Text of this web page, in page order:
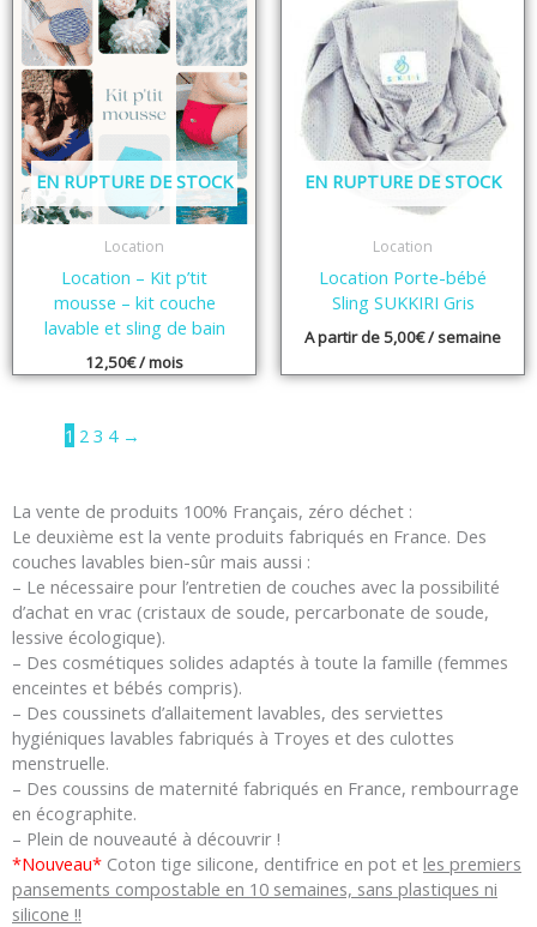
EN RUPTURE DE STOCK
Location
Location – Kit p’tit
mousse – kit couche
lavable et sling de bain
12,50€/ mois
EN RUPTURE DE STOCK
Location
Location Porte-bébé
Sling SUKKIRI Gris
A partir de5,00€/ semaine
1 2 3 4 →
La vente de produits 100% Français, zéro déchet :
Le deuxième est la vente produits fabriqués en France. Des
couches lavables bien-sûr mais aussi :
– Le nécessaire pour l’entretien de couches avec la possibilité
d’achat en vrac (cristaux de soude, percarbonate de soude,
lessive écologique).
– Des cosmétiques solides adaptés à toute la famille (femmes
enceintes et bébés compris).
– Des coussinets d’allaitement lavables, des serviettes
hygiéniques lavables fabriqués à Troyes et des culottes
menstruelle.
– Des coussins de maternité fabriqués en France, rembourrage
en écographite.
– Plein de nouveauté à découvrir !
*Nouveau* Coton tige silicone, dentifrice en pot et les premiers
pansements compostable en 10 semaines, sans plastiques ni
silicone !!